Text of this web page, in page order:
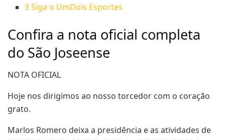
3Siga o UmDois Esportes
Confira a nota oficial completa
do São Joseense
NOTA OFICIAL
Hoje nos dirigimos ao nosso torcedor com o coração
grato.
Marlos Romero deixa a presidência e as atividades de